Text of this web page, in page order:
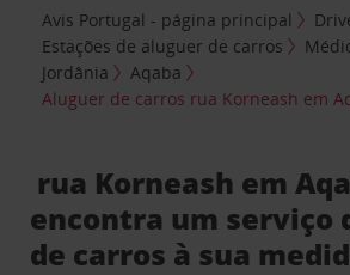
Avis Portugal - página principal
Estações de aluguer de carros
Jordânia
Aqaba
Aluguer de carros rua Korneash em
rua Korneash em
encontra um serviço
de carros à sua